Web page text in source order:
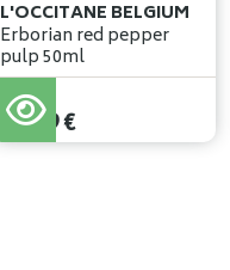
L'OCCITANE BELGIUM
Erborian red pepper
pulp 50ml
44,09
41,89€